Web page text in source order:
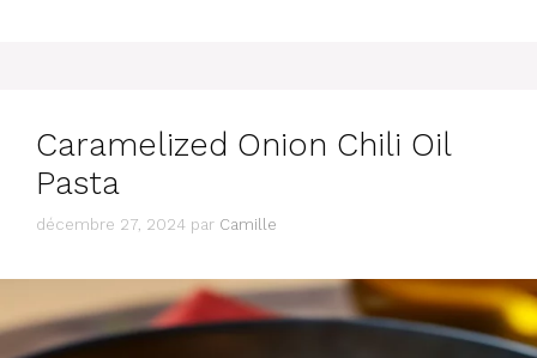
Caramelized Onion Chili Oil
Pasta
décembre 27, 2024 par Camille